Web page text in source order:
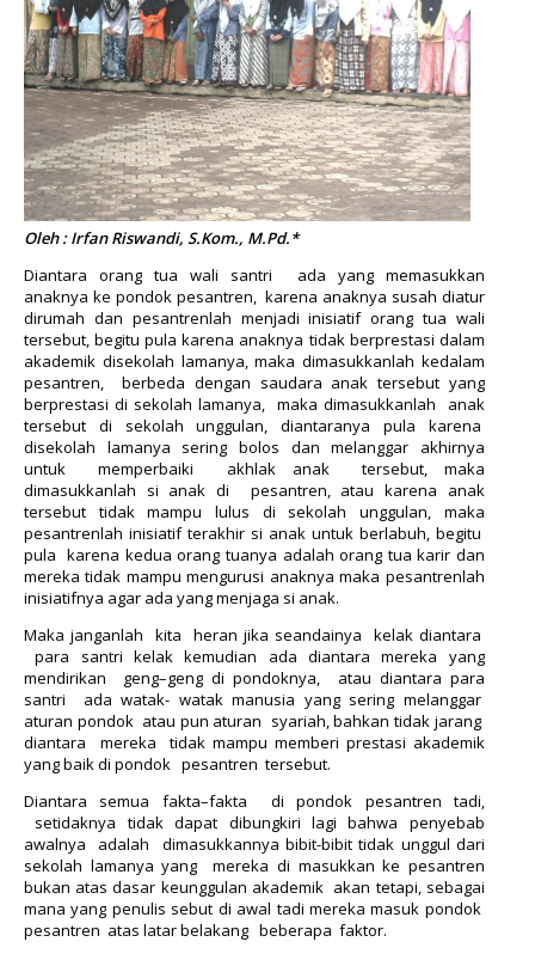
Oleh : Irfan Riswandi, S.Kom., M.Pd.*
Diantara orang tua wali santri ada yang memasukkan
anaknya ke pondok pesantren, karena anaknya susah diatur
dirumah dan pesantrenlah menjadi inisiatif orang tua wali
tersebut, begitu pula karena anaknya tidak berprestasi dalam
akademik disekolah lamanya, maka dimasukkanlah kedalam
pesantren, berbeda dengan saudara anak tersebut yang
berprestasi di sekolah lamanya, maka dimasukkanlah anak
tersebut di sekolah unggulan, diantaranya pula karena
disekolah lamanya sering bolos dan melanggar akhirnya
untuk memperbaiki akhlak anak tersebut, maka
dimasukkanlah si anak di pesantren, atau karena anak
tersebut tidak mampu lulus di sekolah unggulan, maka
pesantrenlah inisiatif terakhir si anak untuk berlabuh, begitu
pula karena kedua orang tuanya adalah orang tua karir dan
mereka tidak mampu mengurusi anaknya maka pesantrenlah
inisiatifnya agar ada yang menjaga si anak.
Maka janganlah kita heran jika seandainya kelak diantara
para santri kelak kemudian ada diantara mereka yang
mendirikan geng–geng di pondoknya, atau diantara para
santri ada watak- watak manusia yang sering melanggar
aturan pondok atau pun aturan syariah, bahkan tidak jarang
diantara mereka tidak mampu memberi prestasi akademik
yang baik di pondok pesantren tersebut.
Diantara semua fakta–fakta di pondok pesantren tadi,
setidaknya tidak dapat dibungkiri lagi bahwa penyebab
awalnya adalah dimasukkannya bibit-bibit tidak unggul dari
sekolah lamanya yang mereka di masukkan ke pesantren
bukan atas dasar keunggulan akademik akan tetapi, sebagai
mana yang penulis sebut di awal tadi mereka masuk pondok
pesantren atas latar belakang beberapa faktor.